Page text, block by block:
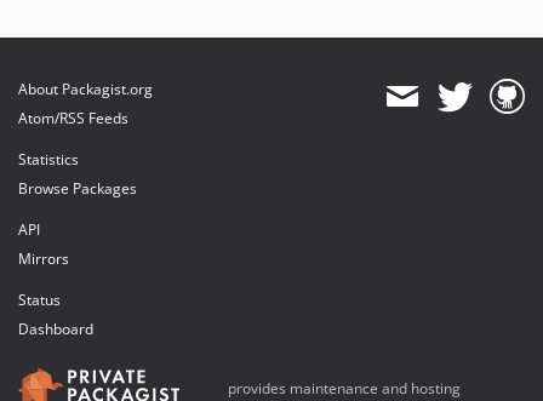
About Packagist.org
Atom/RSS Feeds
Statistics
Browse Packages
API
Mirrors
Status
Dashboard
provides maintenance and hosting